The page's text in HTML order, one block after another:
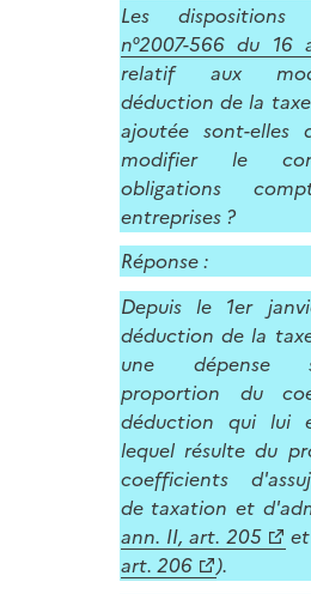
Les
n°2007-566 du 16
relatif aux
déduction de la
ajoutée sont-elles
modifier le
obligations
entreprises ?
Réponse :
Depuis le 1er
déduction de la
une dépense
proportion du
déduction qui lui
lequel résulte du
coefficients
de taxation et
ann. II, art. 205
et
art. 206
).